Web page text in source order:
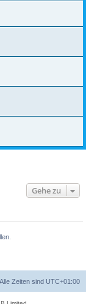
Gehe zu
Alle Zeiten sind UTC+01:00